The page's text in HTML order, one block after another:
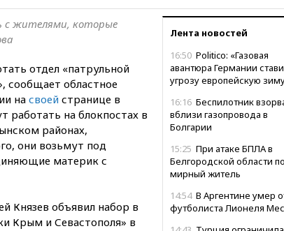
Лента новостей
16:50 Politico: «Газовая
авантюра Германии
угрозу европейскую
16:16 Беспилотник
вблизи газопровода в
Болгарии
15:25 При атаке БПЛА в
Белгородской области
мирный житель
14:54 В Аргентине умер
футболиста Лионеля
с жителями, которые
отдел «патрульной
сообщает областное
на своей странице в
работать на блокпостах в
районах,
они возьмут под
материк с
Князев объявил набор в
Крым и Севастополя» в